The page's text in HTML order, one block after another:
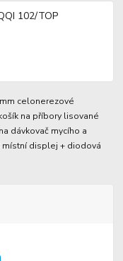
celonerezové
na příbory lisované
dávkovač mycího a
displej + diodová